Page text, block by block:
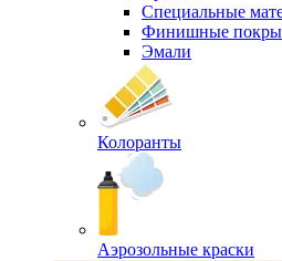
Специальные
Финишные
Эмали
Колоранты
Аэрозольные краски